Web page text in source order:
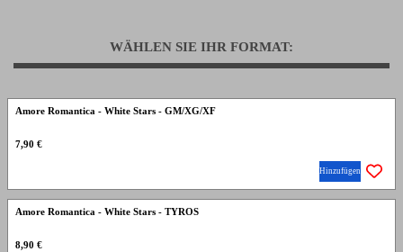
WÄHLEN SIE IHR FORMAT:
Amore Romantica - White Stars - GM/XG/XF
7,90 €
Hinzufügen
Amore Romantica - White Stars - TYROS
8,90 €